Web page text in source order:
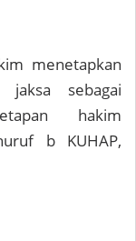
menetapkan
jaksa sebagai
hakim
b KUHAP,